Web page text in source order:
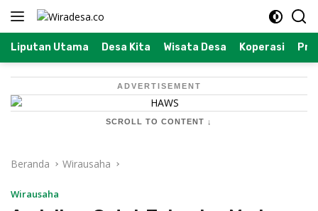
Langsung
Liputan Utama Desa Kita Wisata Desa Koperasi
ADVERTISEMENT
SCROLL TO CONTENT ↓
Beranda Wirausaha
Wirausaha